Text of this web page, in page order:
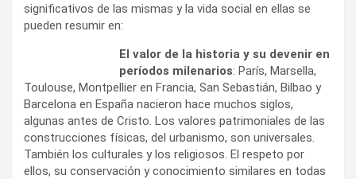
significativos de las mismas y la vida social en ellas se
pueden resumir en:
El valor de la historia y su devenir en
períodos milenarios: París, Marsella,
Toulouse, Montpellier en Francia, San Sebastián, Bilbao y
Barcelona en España nacieron hace muchos siglos,
algunas antes de Cristo. Los valores patrimoniales de las
construcciones físicas, del urbanismo, son universales.
También los culturales y los religiosos. El respeto por
ellos, su conservación y conocimiento similares en todas